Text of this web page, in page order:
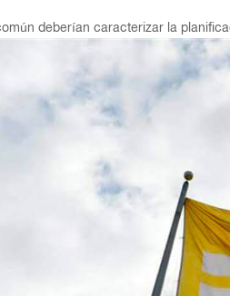
deberían caracterizar la